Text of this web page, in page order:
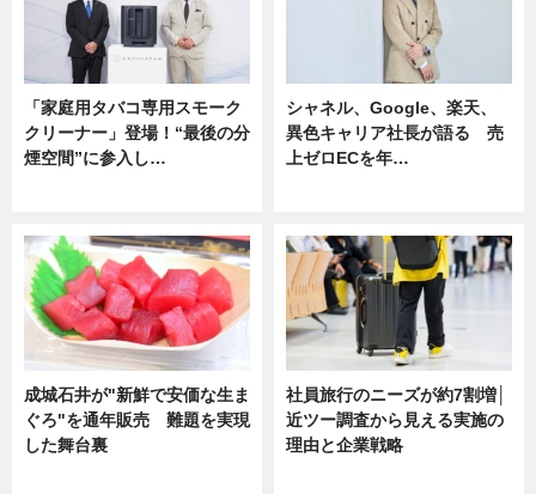
「家庭用タバコ専用スモーク
クリーナー」登場！“最後の分
煙空間”に参入し…
シャネル、Google、楽天、
異色キャリア社長が語る 売
上ゼロECを年…
成城石井が"新鮮で安価な生ま
ぐろ"を通年販売 難題を実現
した舞台裏
社員旅行のニーズが約7割増│
近ツー調査から見える実施の
理由と企業戦略